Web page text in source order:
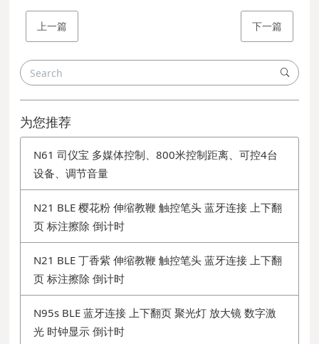
上一篇 下一篇
为您推荐
N61 司仪宝 多媒体控制、800米控制距离、可控4台
设备、调节音量
N21 BLE 樱花粉 伸缩教鞭 触控笔头 蓝牙连接 上下翻
页 标注擦除 倒计时
N21 BLE 丁香紫 伸缩教鞭 触控笔头 蓝牙连接 上下翻
页 标注擦除 倒计时
N95s BLE 蓝牙连接 上下翻页 聚光灯 放大镜 数字激
光 时钟显示 倒计时